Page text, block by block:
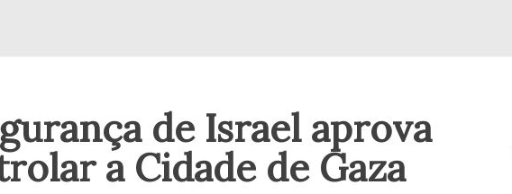
de Israel aprova
a Cidade de Gaza